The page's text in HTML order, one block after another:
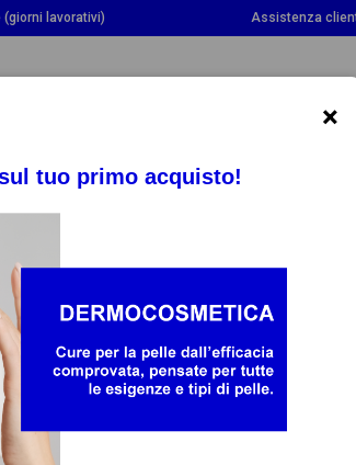
lavorativi) Assistenza
DROPDOWN
SALUTETOGGLE DROPDOWN
BAMBINO E MAMMA
×